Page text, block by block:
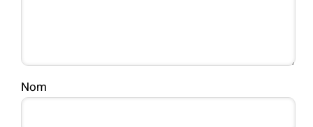
Nom